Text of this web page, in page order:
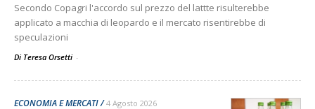
Secondo Copagri l'accordo sul prezzo del lattte risulterebbe
applicato a macchia di leopardo e il mercato risentirebbe di
speculazioni
Di Teresa Orsetti -
ECONOMIA E MERCATI 4 Agosto 2026